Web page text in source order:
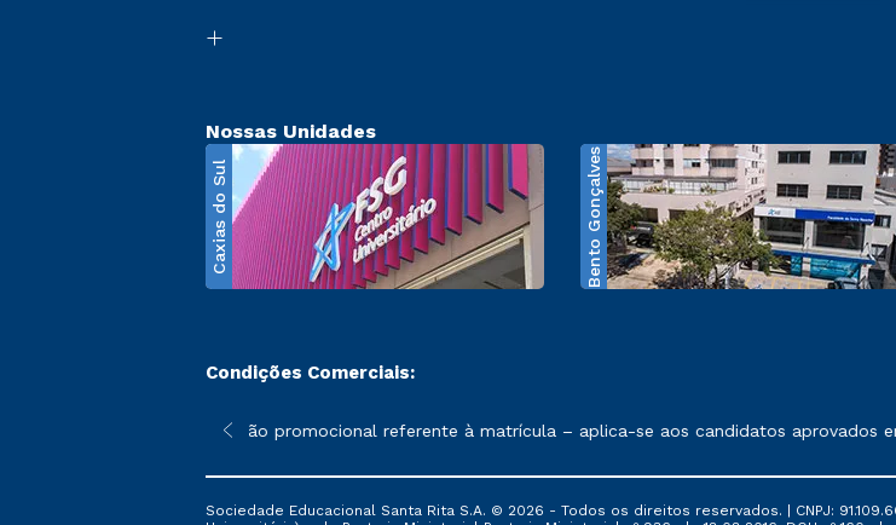
Nossas Unidades
Caxias do Sul Bento Gonçalves
Condições Comerciais:
sofrer alterações nos períodos de rematrícula conforme exposto no contrato de prestação de
*A condição promocional referente à matrícula – aplica-se aos candidatos aprovados
Sociedade Educacional Santa Rita S.A. © 2026 - Todos os direitos reservados. | CNPJ: